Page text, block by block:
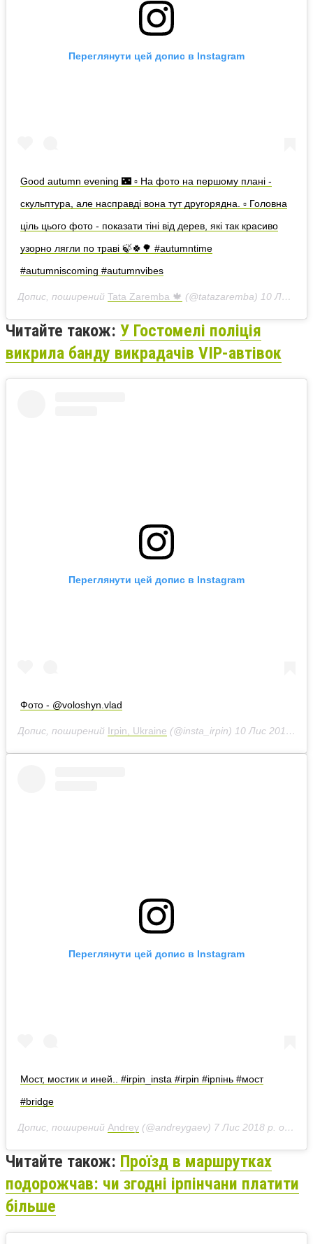
Переглянути цей допис в Instagram
Good autumn evening 🌃 ▫ На фото на першому плані -
скульптура, але насправді вона тут другорядна. ▫ Головна
ціль цього фото - показати тіні від дерев, які так красиво
узорно лягли по траві 🍃🍀🌳 #autumntime
#autumniscoming #autumnvibes
Допис, поширений Tata Zaremba 🍁 (@tatazaremba) 10 Лис 2018 р. о 11:33 PST
Читайте також: У Гостомелі поліція
викрила банду викрадачів VIP-автівок
Переглянути цей допис в Instagram
Фото - @voloshyn.vlad
Допис, поширений Irpin, Ukraine (@insta_irpin) 10 Лис 2018 р. о 3:36 PST
Переглянути цей допис в Instagram
Мост, мостик и иней.. #irpin_insta #irpin #ірпінь #мост
#bridge
Допис, поширений Andrey (@andreygaev) 7 Лис 2018 р. о 9:40 PST
Читайте також: Проїзд в маршрутках
подорожчав: чи згодні ірпінчани платити
більше